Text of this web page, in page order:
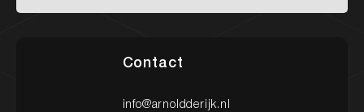
Contact
info@arnoldderijk.nl